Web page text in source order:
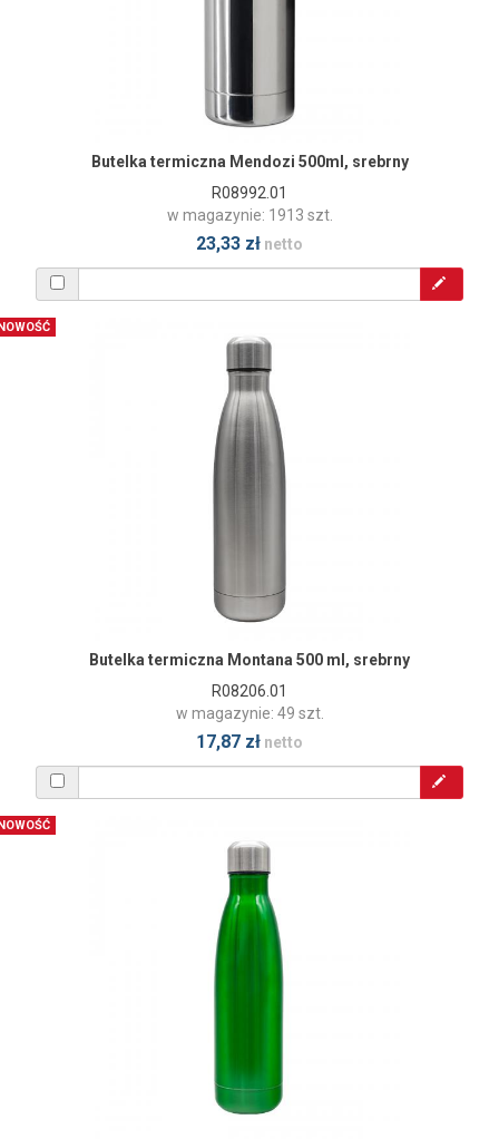
Butelka termiczna Mendozi 500ml, srebrny
R08992.01
w magazynie: 1913 szt.
23,33 zł netto
Butelka termiczna Montana 500 ml, srebrny
R08206.01
w magazynie: 49 szt.
17,87 zł netto